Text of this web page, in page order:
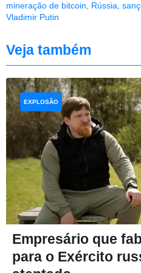
mineração de bitcoin
Rússia
Vladimir Putin
Veja também
Empresário que
para o Exército
EXPLOSÃO